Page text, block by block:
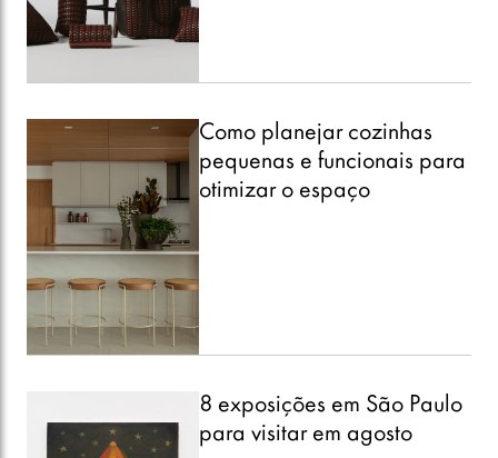
Como planejar cozinhas
pequenas e funcionais para
otimizar o espaço
8 exposições em São Paulo
para visitar em agosto